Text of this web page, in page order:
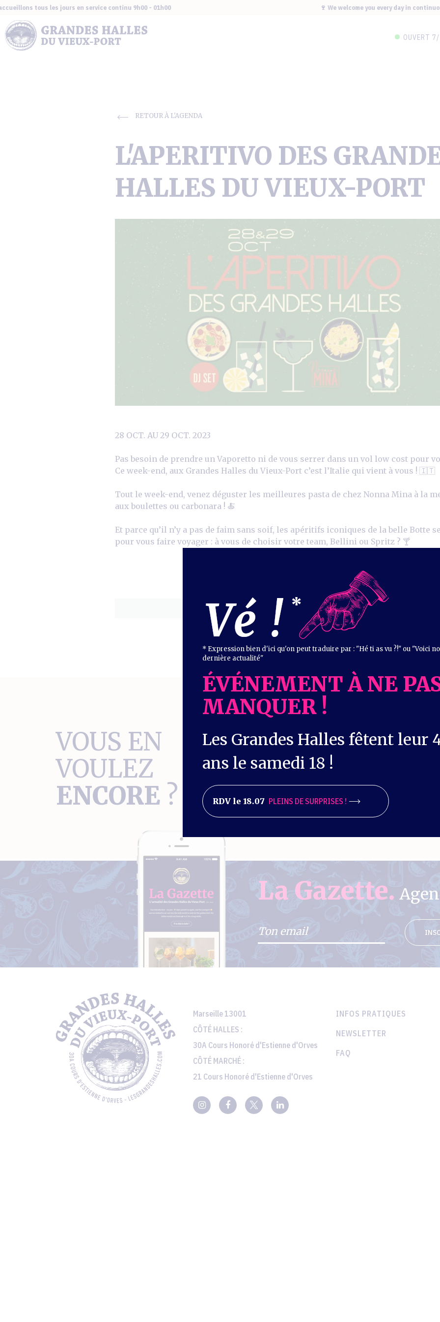
tous les jours en service continu 9h00 - 01h00 🍷 We welcome you every day in continuous
OUVERT
RETOUR À L'AGENDA
L'APERITIVO DES
HALLES DU VIEUX-PORT
28 OCT. AU 29 OCT. 2023
Pas besoin de prendre un Vaporetto ni de vous serrer dans un vol low cost pour
Ce week-end, aux Grandes Halles du Vieux-Port c’est l’Italie qui vient à vous ! 🇮🇹
Tout le week-end, venez déguster les meilleures pasta de chez Nonna Mina à la
aux boulettes ou carbonara ! 🍝
Et parce qu’il n’y a pas de faim sans soif, les apéritifs iconiques de la belle Botte
pour vous faire voyager : à vous de choisir votre team, Bellini ou Spritz ? 🍸
VOUS EN
VOULEZ
ENCORE ?
La Gazette.
Marseille 13001
CÔTÉ HALLES :
30A Cours Honoré d'Estienne d'Orves
CÔTÉ MARCHÉ :
21 Cours Honoré d'Estienne d'Orves
INFOS PRATIQUES
NEWSLETTER
FAQ
* Expression bien d'ici qu'on peut traduire par : "Hé ti as vu ?!" ou "Voici
dernière actualité"
ÉVÉNEMENT À NE
MANQUER !
Les Grandes Halles fêtent leur
ans le samedi 18 !
RDV le 18.07 PLEINS DE SURPRISES !